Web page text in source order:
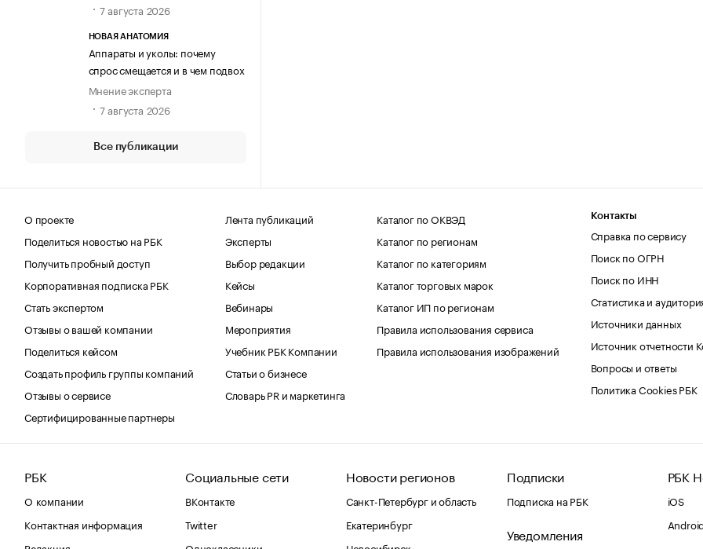
7 августа 2026
НОВАЯ АНАТОМИЯ
Аппараты и уколы: почему
спрос смещается и в чем подвох
Мнение эксперта
7 августа 2026
Все публикации
О проекте
Поделиться новостью на РБК
Получить пробный доступ
Корпоративная подписка РБК
Стать экспертом
Отзывы о вашей компании
Поделиться кейсом
Создать профиль группы компаний
Отзывы о сервисе
Сертифицированные партнеры
Лента публикаций
Эксперты
Выбор редакции
Кейсы
Вебинары
Мероприятия
Учебник РБК Компании
Статьи о бизнесе
Словарь PR и маркетинга
Каталог по ОКВЭД
Каталог по регионам
Каталог по категориям
Каталог торговых марок
Каталог ИП по регионам
Правила использования сервиса
Правила использования изображений
Контакты
Справка по сервису
Поиск по ОГРН
Поиск по ИНН
Статистика и
Источники данных
Источник отчетности
Вопросы и ответы
Политика Cookies РБК
РБК
О компании
Контактная информация
Социальные сети
ВКонтакте
Twitter
Новости регионов
Санкт-Петербург и область
Екатеринбург
Подписки
Подписка на РБК
Уведомления
РБК
iOS